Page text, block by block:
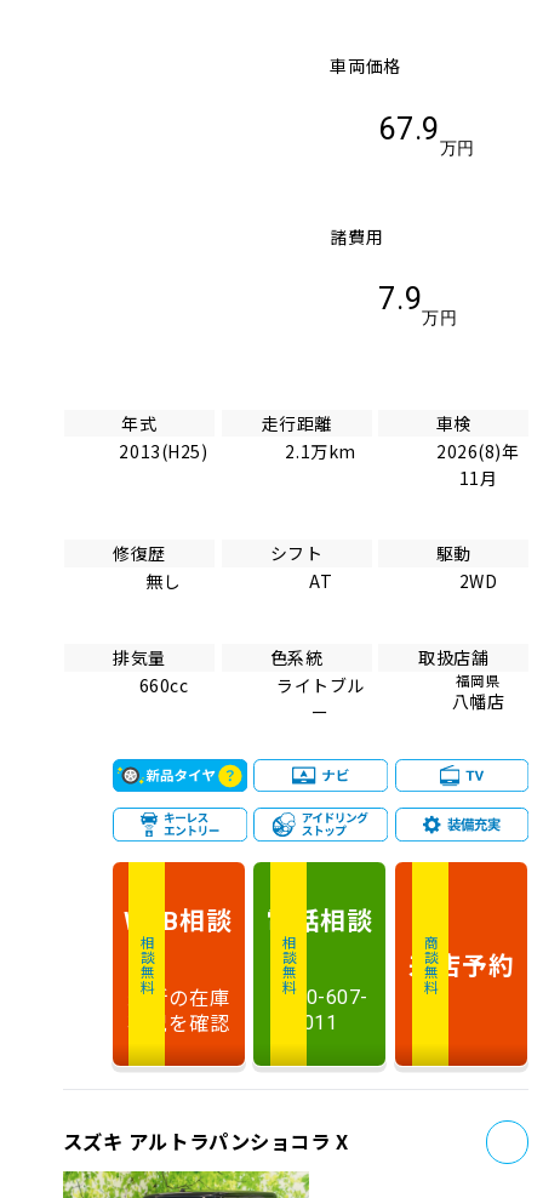
車両価格
67.9
万円
諸費用
7.9
万円
年式
2013(H25)
走行距離
2.1万km
車検
2026(8)年
11月
修復歴
無し
シフト
AT
駆動
2WD
排気量
660cc
色系統
ライトブル
ー
取扱店舗
福岡県
八幡店
相談無料
WEB相談
最新の在庫
状況を確認
相談無料
電話相談
0120-607-
011
商談無料
来店予約
スズキ アルトラパンショコラ X